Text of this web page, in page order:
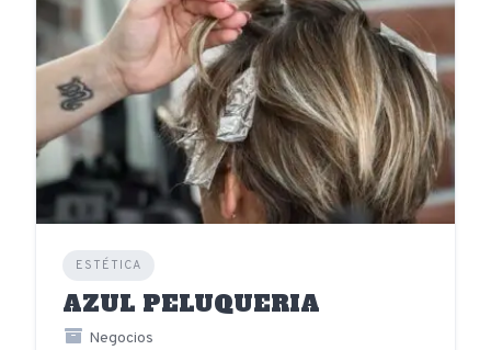
ESTÉTICA
AZUL PELUQUERIA
Negocios